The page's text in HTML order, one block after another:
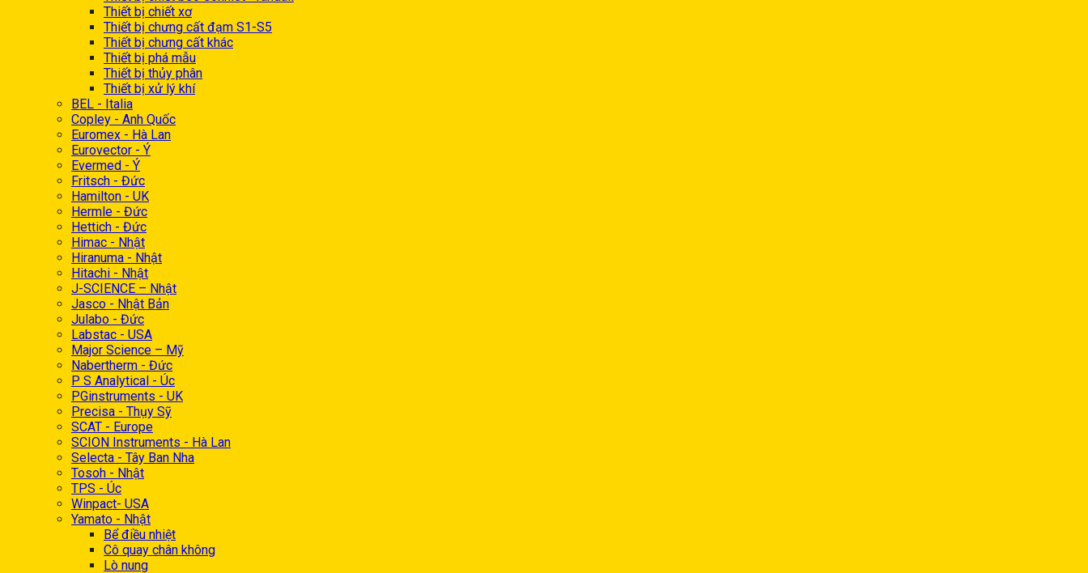
Thiết bị chiết xơ
Thiết bị chưng cất đạm S1-S5
Thiết bị chưng cất khác
Thiết bị phá mẫu
Thiết bị thủy phân
Thiết bị xử lý khí
BEL - Italia
Copley - Anh Quốc
Euromex - Hà Lan
Eurovector - Ý
Evermed - Ý
Fritsch - Đức
Hamilton - UK
Hermle - Đức
Hettich - Đức
Himac - Nhật
Hiranuma - Nhật
Hitachi - Nhật
J-SCIENCE – Nhật
Jasco - Nhật Bản
Julabo - Đức
Labstac - USA
Major Science – Mỹ
Nabertherm - Đức
P S Analytical - Úc
PGinstruments - UK
Precisa - Thụy Sỹ
SCAT - Europe
SCION Instruments - Hà Lan
Selecta - Tây Ban Nha
Tosoh - Nhật
TPS - Úc
Winpact- USA
Yamato - Nhật
Bể điều nhiệt
Cô quay chân không
Lò nung